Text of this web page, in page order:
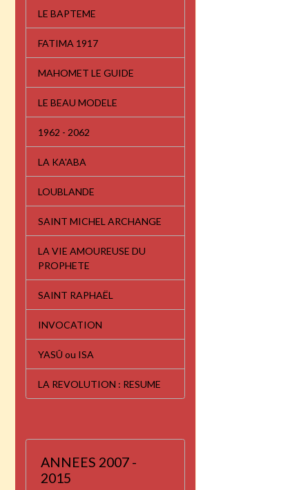
LE BAPTEME
FATIMA 1917
MAHOMET LE GUIDE
LE BEAU MODELE
1962 - 2062
LA KA'ABA
LOUBLANDE
SAINT MICHEL ARCHANGE
LA VIE AMOUREUSE DU
PROPHETE
SAINT RAPHAËL
INVOCATION
YASÛ ou ISA
LA REVOLUTION : RESUME
ANNEES 2007 -
2015